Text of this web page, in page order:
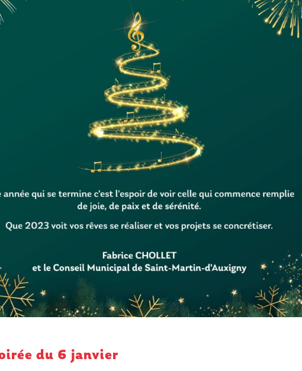
du 6 janvier